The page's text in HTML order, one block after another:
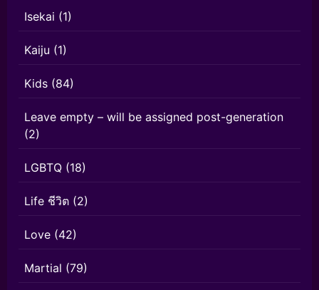
Isekai (1)
Kaiju (1)
Kids (84)
Leave empty – will be assigned post-generation
(2)
LGBTQ (18)
Life ชีวิต (2)
Love (42)
Martial (79)